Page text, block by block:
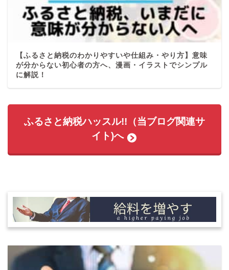
【ふるさと納税のわかりやすいや仕組み・やり方】意味
が分からない初心者の方へ、漫画・イラストでシンプル
に解説！
ふるさと納税ハッスル!!（当ブログ関連サ
イト)へ